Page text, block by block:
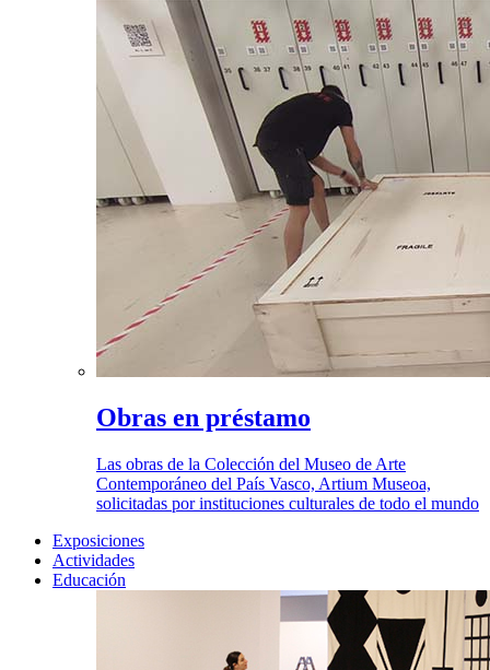
Obras en préstamo
Las obras de la Colección del Museo de Arte
Contemporáneo del País Vasco, Artium Museoa,
solicitadas por instituciones culturales de todo el mundo
Exposiciones
Actividades
Educación